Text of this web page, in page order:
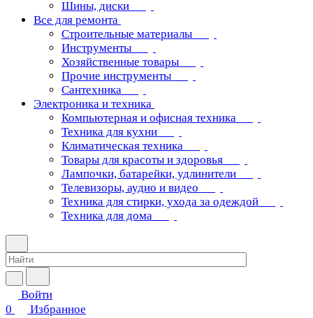
Шины, диски
Все для ремонта
Строительные материалы
Инструменты
Хозяйственные товары
Прочие инструменты
Сантехника
Электроника и техника
Компьютерная и офисная техника
Техника для кухни
Климатическая техника
Товары для красоты и здоровья
Лампочки, батарейки, удлинители
Телевизоры, аудио и видео
Техника для стирки, ухода за одеждой
Техника для дома
Войти
0
Избранное